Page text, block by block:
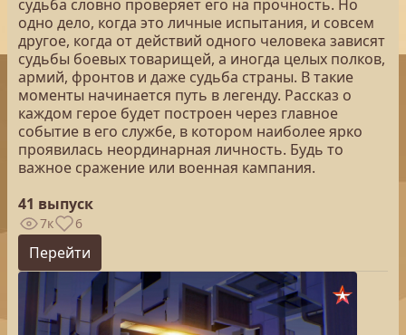
судьба словно проверяет его на прочность. Но
одно дело, когда это личные испытания, и совсем
другое, когда от действий одного человека зависят
судьбы боевых товарищей, а иногда целых полков,
армий, фронтов и даже судьба страны. В такие
моменты начинается путь в легенду. Рассказ о
каждом герое будет построен через главное
событие в его службе, в котором наиболее ярко
проявилась неординарная личность. Будь то
важное сражение или военная кампания.
41 выпуск
7к 6
Перейти